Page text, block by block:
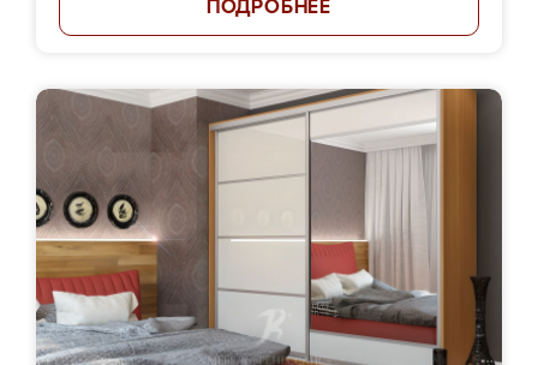
ПОДРОБНЕЕ